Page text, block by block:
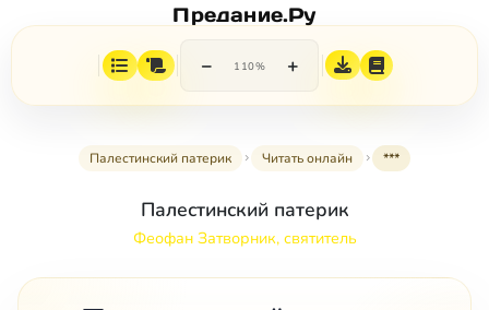
Предание.Ру
− 110% +
Палестинский патерик Читать онлайн ***
Палестинский патерик
Феофан Затворник, святитель